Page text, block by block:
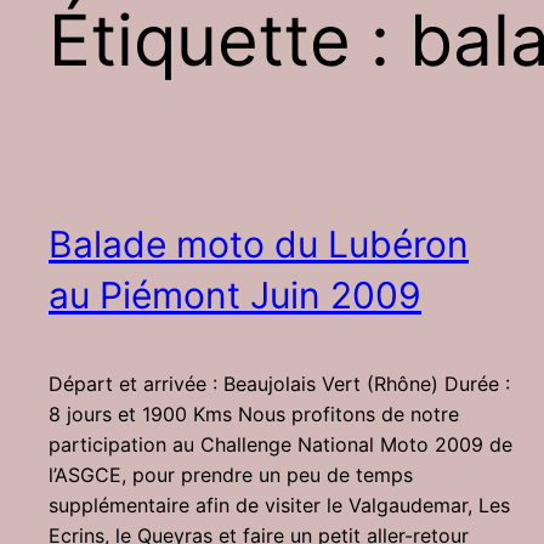
Étiquette :
Balade moto du Lubéron
au Piémont Juin 2009
Départ et arrivée : Beaujolais Vert (Rhône) Durée :
8 jours et 1900 Kms Nous profitons de notre
participation au Challenge National Moto 2009 de
l’ASGCE, pour prendre un peu de temps
supplémentaire afin de visiter le Valgaudemar, Les
Ecrins, le Queyras et faire un petit aller-retour